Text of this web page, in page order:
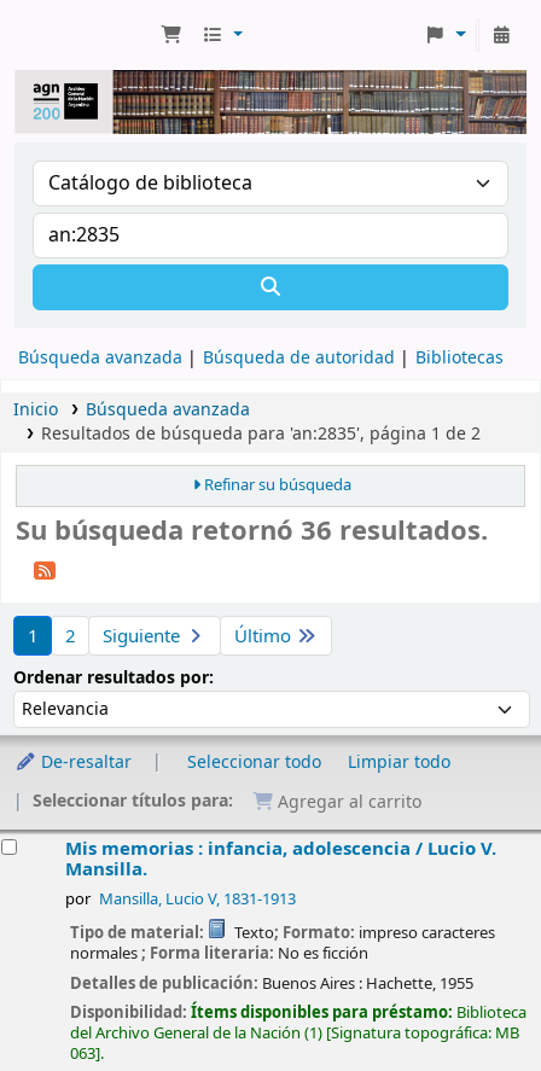
Búsqueda avanzada Búsqueda de autoridad Bibliotecas
Inicio
Búsqueda avanzada
Resultados de búsqueda para 'an:2835', página 1 de 2
Refinar su búsqueda
Su búsqueda retornó 36 resultados.
1
2 Siguiente Último
Ordenar resultados por:
De-resaltar Seleccionar todo
Limpiar todo
Seleccionar títulos para:
Agregar al carrito
Mis memorias : infancia, adolescencia / Lucio V.
Mansilla.
por Mansilla, Lucio V, 1831-1913
Tipo de material: Texto; Formato: impreso caracteres
normales; Forma literaria: No es ficción
Detalles de publicación: Buenos Aires : Hachette, 1955
Disponibilidad:Ítems disponibles para préstamo: Biblioteca
del Archivo General de la Nación (1) Signatura topográfica: MB
063 .